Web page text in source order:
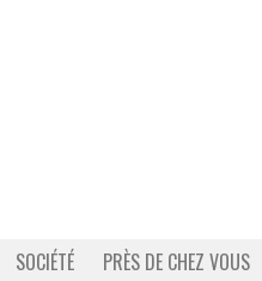
SOCIÉTÉ PRÈS DE CHEZ VOUS